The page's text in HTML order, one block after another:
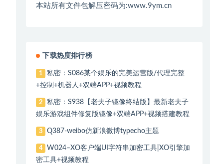
本站所有文件包解压密码为:www.9ym.cn
下载热度排行榜
1
私密：S086某个娱乐的完美运营版/代理完整
+控制+机器人+双端APP+视频教程
2
私密：S938【老夫子镜像终结版】最新老夫子
娱乐游戏组件修复版镜像+双端APP+视频搭建教程
3 Q387-weibo仿新浪微博typecho主题
4
W024–XO客户端UI字符串加密工具|XO引擎加
密工具+视频教程